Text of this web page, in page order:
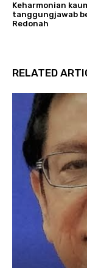
Keharmonian
tanggungjawab
Redonah
RELATED